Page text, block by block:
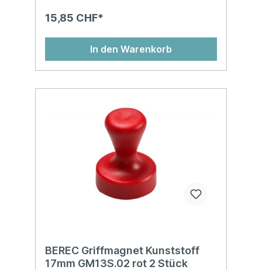
15,85 CHF*
In den Warenkorb
BEREC Griffmagnet Kunststoff
17mm GM13S.02 rot 2 Stück